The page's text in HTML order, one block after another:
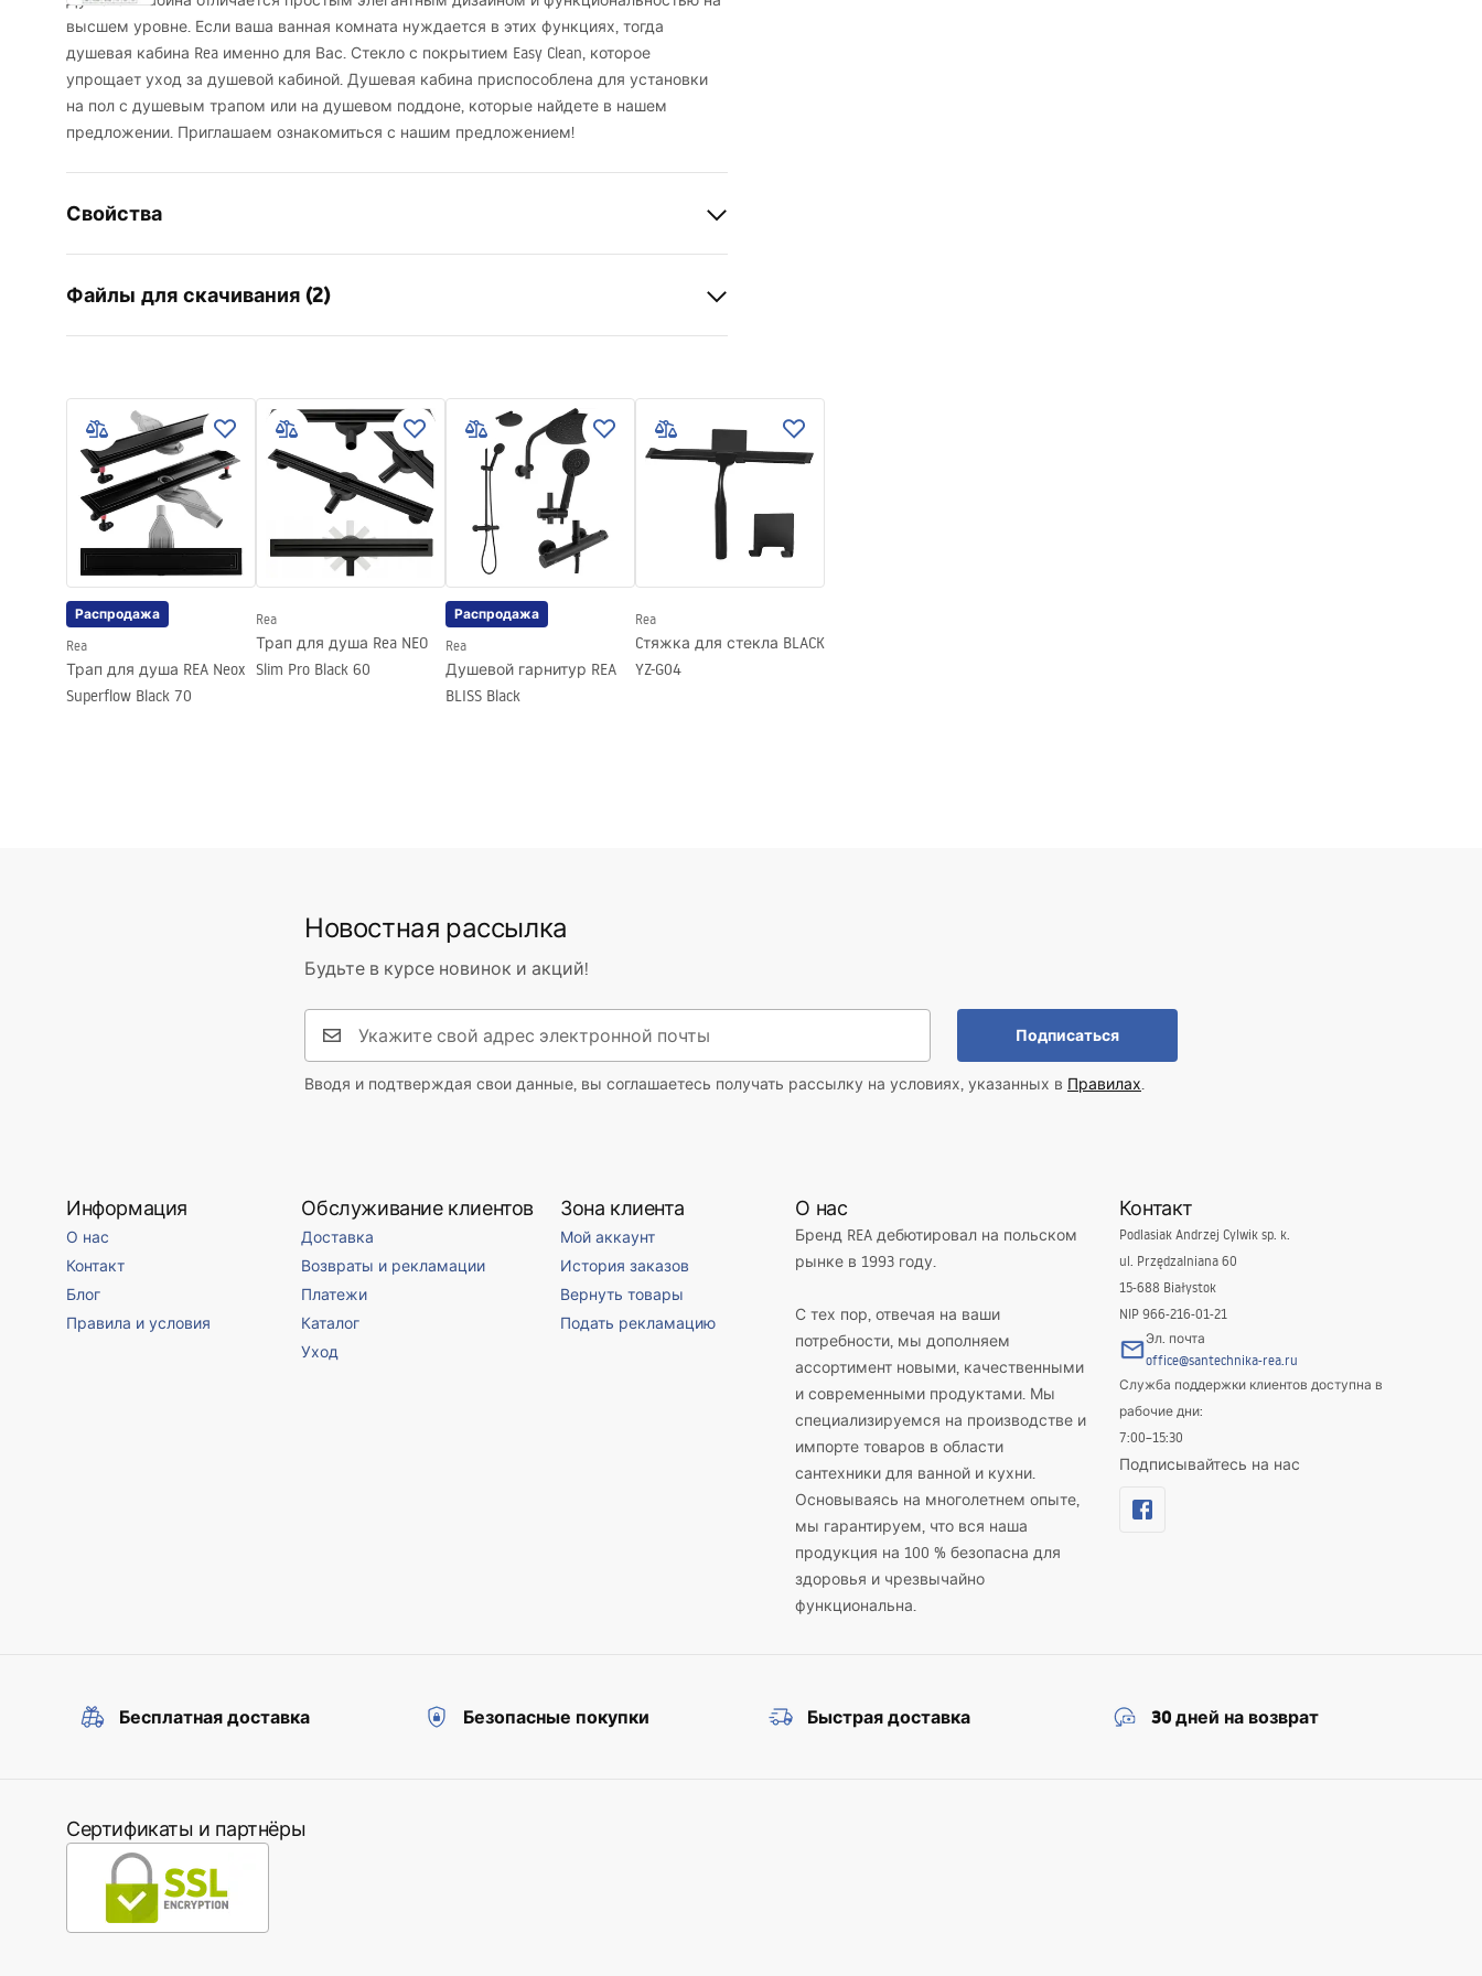
высшем уровне. Если ваша ванная комната нуждается в этих функциях, тогда
душевая кабина Rea именно для Вас. Стекло с покрытием Easy Clean, которое
упрощает уход за душевой кабиной. Душевая кабина приспособлена для установки
на пол с душевым трапом или на душевом поддоне, которые найдете в нашем
предложении. Приглашаем ознакомиться с нашим предложением!
Свойства
Цвет
Тип кабины
Угловая
Способ открытия
Наклонный
Монтаж
На поддоне или полу
Высота
2005
Направление кабины
Универсальный
Гарантия
24 месяца
Покрытие Easy Clean
Да, на одной стороне стекла
Файлы для скачивания (2)
shower manual.pdf Instrukcja_kabiny_Hugo_PL.pdf
Распродажа
Rea
Трап для душа REA Neox
Superflow Black 70
Rea
Трап для душа Rea NEO
Slim Pro Black 60
Распродажа
Rea
Душевой гарнитур REA
BLISS Black
Rea
Cтяжка для стекла BLACK
YZ-G04
Новостная рассылка
Будьте в курсе новинок и акций!
Подписаться
Вводя и подтверждая свои данные, вы соглашаетесь получать рассылку на условиях, указанных в Правилах.
Информация
О нас
Контакт
Блог
Правила и условия
Обслуживание клиентов
Доставка
Возвраты и рекламации
Платежи
Каталог
Уход
Зона клиента
Мой аккаунт
История заказов
Вернуть товары
Подать рекламацию
О нас
Бренд REA дебютировал на польском
рынке в 1993 году.
С тех пор, отвечая на ваши
потребности, мы дополняем
ассортимент новыми, качественными
и современными продуктами. Мы
специализируемся на производстве и
импорте товаров в области
сантехники для ванной и кухни.
Основываясь на многолетнем опыте,
мы гарантируем, что вся наша
продукция на 100 % безопасна для
здоровья и чрезвычайно
функциональна.
Контакт
Podlasiak Andrzej Cylwik sp. k.
ul. Przędzalniana 60
15-688 Białystok
NIP 966-216-01-21
Эл. почта
office@santechnika-rea.ru
Служба поддержки клиентов доступна в
рабочие дни:
7:00–15:30
Подписывайтесь на нас
Бесплатная доставка Безопасные покупки Быстрая доставка 30 дней на возврат
Сертификаты и партнёры